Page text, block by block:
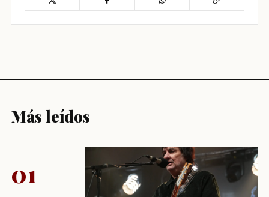
Más leídos
01